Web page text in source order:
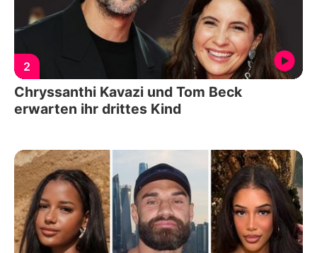
2
Chryssanthi Kavazi und Tom Beck
erwarten ihr drittes Kind